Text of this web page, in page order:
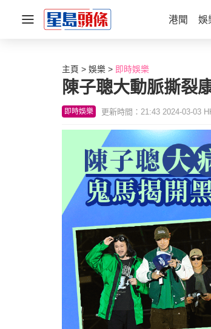
港聞 娛
主頁 娛樂 即時娛樂
陳子聰大動脈撕裂
即時娛樂 更新時間：21:43 2024-03-03